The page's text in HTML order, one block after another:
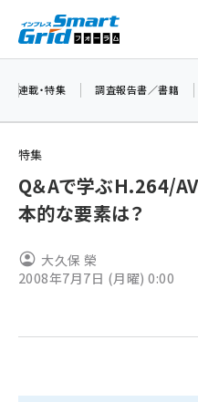
ン
スマー
蓄電池 (409)
ペロブスカイト (345)
ngn (285)
連載・特集 調査報告書／書籍
特集
Q＆Aで学ぶH.264/
本的な要素は？
大久保 榮
2008年7月7日 (月曜) 0:00